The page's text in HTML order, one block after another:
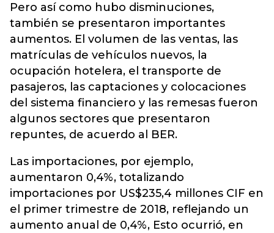
Pero así como hubo disminuciones,
también se presentaron importantes
aumentos. El volumen de las ventas, las
matrículas de vehículos nuevos, la
ocupación hotelera, el transporte de
pasajeros, las captaciones y colocaciones
del sistema financiero y las remesas fueron
algunos sectores que presentaron
repuntes, de acuerdo al BER.
Las importaciones, por ejemplo,
aumentaron 0,4%, totalizando
importaciones por US$235,4 millones CIF en
el primer trimestre de 2018, reflejando un
aumento anual de 0,4%, Esto ocurrió, en